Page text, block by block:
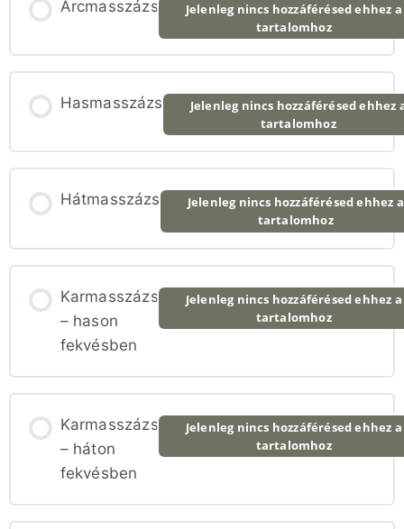
Nyújtás jellegű fogások (videó a végén)
Állj kreatívan a fogásokhoz
Arcmasszázs
Jelenleg nincs hozzáférésed ehhez a
tartalomhoz
Hasmasszázs
Jelenleg nincs hozzáférésed ehhez
tartalomhoz
Hátmasszázs
Jelenleg nincs hozzáférésed ehhez a
tartalomhoz
Karmasszázs
– hason
fekvésben
Jelenleg nincs hozzáférésed ehhez a
tartalomhoz
Karmasszázs
– háton
fekvésben
Jelenleg nincs hozzáférésed ehhez a
tartalomhoz